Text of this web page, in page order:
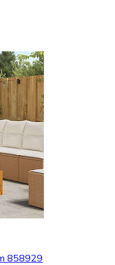
858929